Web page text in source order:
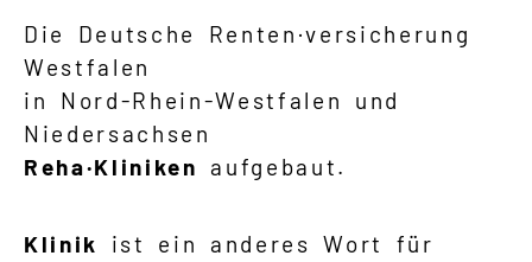
Die Deutsche Renten·versicherung
Westfalen
in Nord-Rhein-Westfalen und
Niedersachsen
Reha·Kliniken
aufgebaut.
Klinik
ist ein anderes Wort für